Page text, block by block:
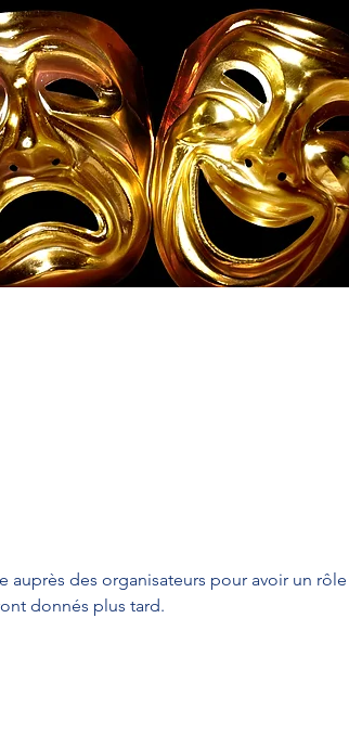
auprès des organisateurs pour avoir un
donnés plus tard.